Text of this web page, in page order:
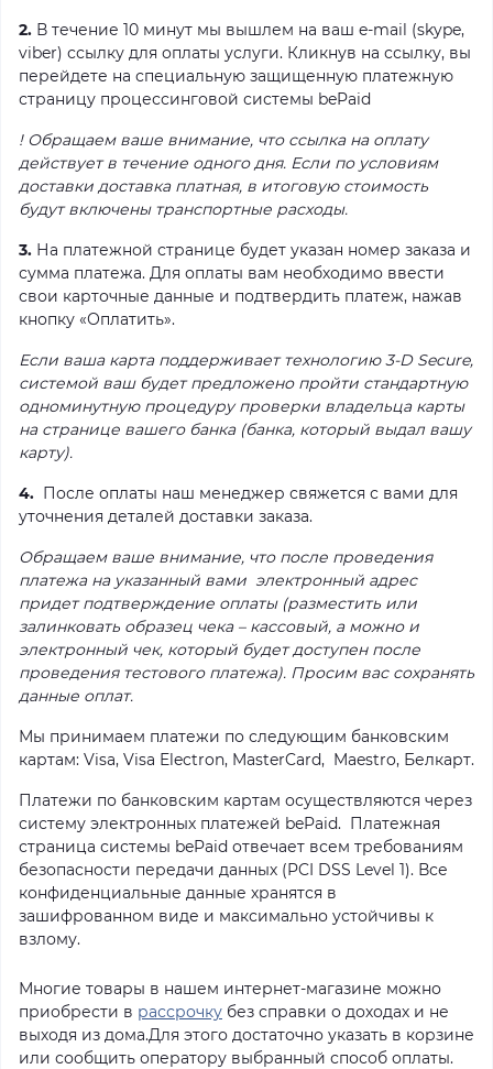
2. В течение 10 минут мы вышлем на ваш e-mail (skype,
viber) ссылку для оплаты услуги. Кликнув на ссылку, вы
перейдете на специальную защищенную платежную
страницу процессинговой системы bePaid
! Обращаем ваше внимание, что ссылка на оплату
действует в течение одного дня. Если по условиям
доставки доставка платная, в итоговую стоимость
будут включены транспортные расходы.
3. На платежной странице будет указан номер заказа и
сумма платежа. Для оплаты вам необходимо ввести
свои карточные данные и подтвердить платеж, нажав
кнопку «Оплатить».
Если ваша карта поддерживает технологию 3-D Secure,
системой ваш будет предложено пройти стандартную
одноминутную процедуру проверки владельца карты
на странице вашего банка (банка, который выдал вашу
карту).
4. После оплаты наш менеджер свяжется с вами для
уточнения деталей доставки заказа.
Обращаем ваше внимание, что после проведения
платежа на указанный вами электронный адрес
придет подтверждение оплаты (разместить или
залинковать образец чека – кассовый, а можно и
электронный чек, который будет доступен после
проведения тестового платежа). Просим вас сохранять
данные оплат.
Мы принимаем платежи по следующим банковским
картам: Visa, Visa Electron, MasterCard, Maestro, Белкарт.
Платежи по банковским картам осуществляются через
систему электронных платежей bePaid. Платежная
страница системы bePaid отвечает всем требованиям
безопасности передачи данных (PCI DSS Level 1). Все
конфиденциальные данные хранятся в
зашифрованном виде и максимально устойчивы к
взлому.
Многие товары в нашем интернет-магазине можно
приобрести в рассрочку без справки о доходах и не
выходя из дома.Для этого достаточно указать в корзине
или сообщить оператору выбранный способ оплаты.